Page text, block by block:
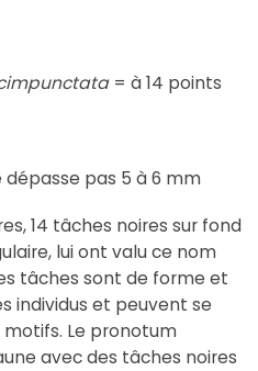
= à 14 points
pas 5 à 6 mm
14 tâches noires sur fond
lui ont valu ce nom
tâches sont de forme et
individus et peuvent se
Le pronotum
avec des tâches noires